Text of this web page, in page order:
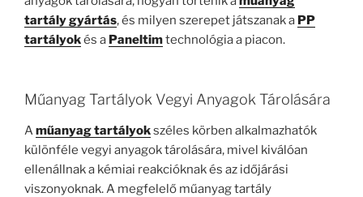
tartály gyártás, és milyen szerepet játszanak a PP
tartályokés a Paneltimtechnológia a piacon.
Műanyag Tartályok Vegyi Anyagok Tárolására
Aműanyag tartályokszéles körben alkalmazhatók
különféle vegyi anyagok tárolására, mivel kiválóan
ellenállnak a kémiai reakcióknak és az időjárási
viszonyoknak. A megfelelő műanyag tartály